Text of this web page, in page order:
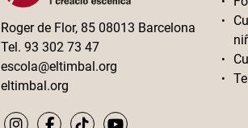
Roger de Flor, 85 08013 Barcelona
Tel. 93 302 73 47
escola@eltimbal.org
eltimbal.org